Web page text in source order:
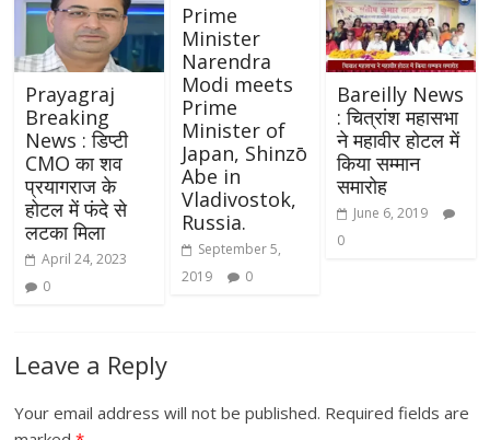
Prayagraj
Breaking
News : डिप्टी
CMO का शव
प्रयागराज के
होटल में फंदे से
लटका मिला
April 24, 2023
0
Prime
Minister
Narendra
Modi meets
Prime
Minister of
Japan, Shinzō
Abe in
Vladivostok,
Russia.
September 5,
2019
0
Bareilly News
: चित्रांश महासभा
ने महावीर होटल में
किया सम्मान
समारोह
June 6, 2019
0
Leave a Reply
Your email address will not be published. Required fields are